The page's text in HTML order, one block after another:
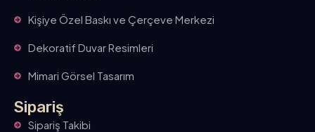
Kişiye Özel Baskı ve Çerçeve Merkezi
Dekoratif Duvar Resimleri
Mimari Görsel Tasarım
Sipariş
Sipariş Takibi